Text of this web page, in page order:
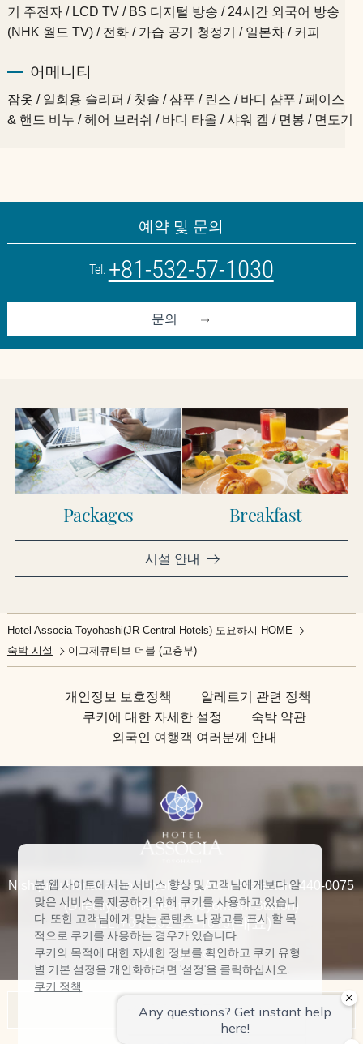
기 주전자 / LCD TV / BS 디지털 방송 / 24시간 외국어 방송
(NHK 월드 TV) / 전화 / 가습 공기 청정기 / 일본차 / 커피
어메니티
잠옷 / 일회용 슬리퍼 / 칫솔 / 샴푸 / 린스 / 바디 샴푸 / 페이스
& 핸드 비누 / 헤어 브러쉬 / 바디 타올 / 샤워 캡 / 면봉 / 면도기
예약 및 문의
Tel. +81-532-57-1030
문의
Packages Breakfast
시설 안내
Hotel Associa Toyohashi(JR Central Hotels) 도요하시 HOME
숙박 시설
이그제큐티브 더블 (고층부)
개인정보 보호정책
알레르기 관련 정책
쿠키에 대한 자세한 설정
숙박 약관
외국인 여행객 여러분께 안내
Nishijuku Hanadacho, Toyohashi, Aichi Prefecture 440-0075
(Directly connected to Toyohashi Station)
TEL:+81-532-57-1010(대표)
아소시아 호텔 목록
본 웹 사이트에서는 서비스 향상 및 고객님에게보다 알
맞은 서비스를 제공하기 위해 쿠키를 사용하고 있습니
다. 또한 고객님에게 맞는 콘텐츠 나 광고를 표시 할 목
적으로 쿠키를 사용하는 경우가 있습니다.
쿠키의 목적에 대한 자세한 정보를 확인하고 쿠키 유형
별 기본 설정을 개인화하려면 '설정'을 클릭하십시오.
쿠키 정책
모두 수락